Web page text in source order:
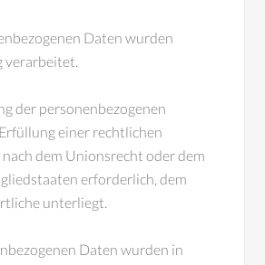
Daten wurden
verarbeitet.
der personenbezogenen
einer rechtlichen
dem Unionsrecht oder dem
erforderlich, dem
unterliegt.
Daten wurden in